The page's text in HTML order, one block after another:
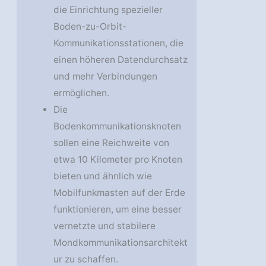
die Einrichtung spezieller
Boden-zu-Orbit-
Kommunikationsstationen, die
einen höheren Datendurchsatz
und mehr Verbindungen
ermöglichen.
Die
Bodenkommunikationsknoten
sollen eine Reichweite von
etwa 10 Kilometer pro Knoten
bieten und ähnlich wie
Mobilfunkmasten auf der Erde
funktionieren, um eine besser
vernetzte und stabilere
Mondkommunikationsarchitekt
ur zu schaffen.